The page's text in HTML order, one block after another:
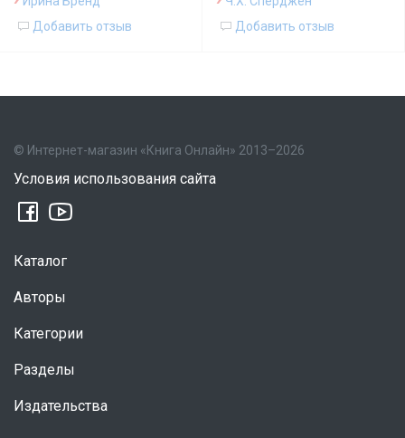
(книга 2)
Добавить отзыв
Добавить отзыв
© Интернет-магазин «Книга Онлайн» 2013–2026
Условия использования сайта
Каталог
Авторы
Категории
Разделы
Издательства